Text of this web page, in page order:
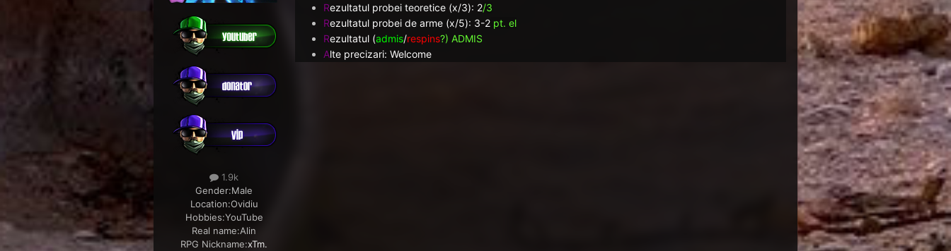
1.9k
Gender:Male
Location:Ovidiu
Hobbies:YouTube
Real name:Alin
RPG Nickname:xTm.
Rezultatul probei teoretice (x/3): 2/3
Rezultatul probei de arme (x/5): 3-2pt. el
Rezultatul (admis/respins?) ADMIS
Alte precizari: Welcome